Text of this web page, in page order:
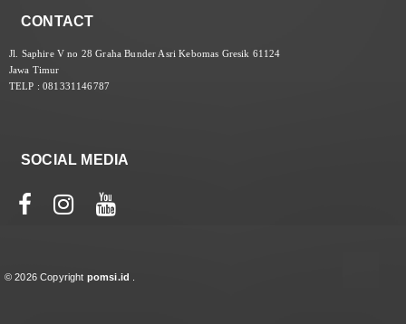
CONTACT
Jl. Saphire V no 28 Graha Bunder Asri Kebomas Gresik 61124
Jawa Timur
TELP : 081331146787
SOCIAL MEDIA
© 2026 Copyright pomsi.id